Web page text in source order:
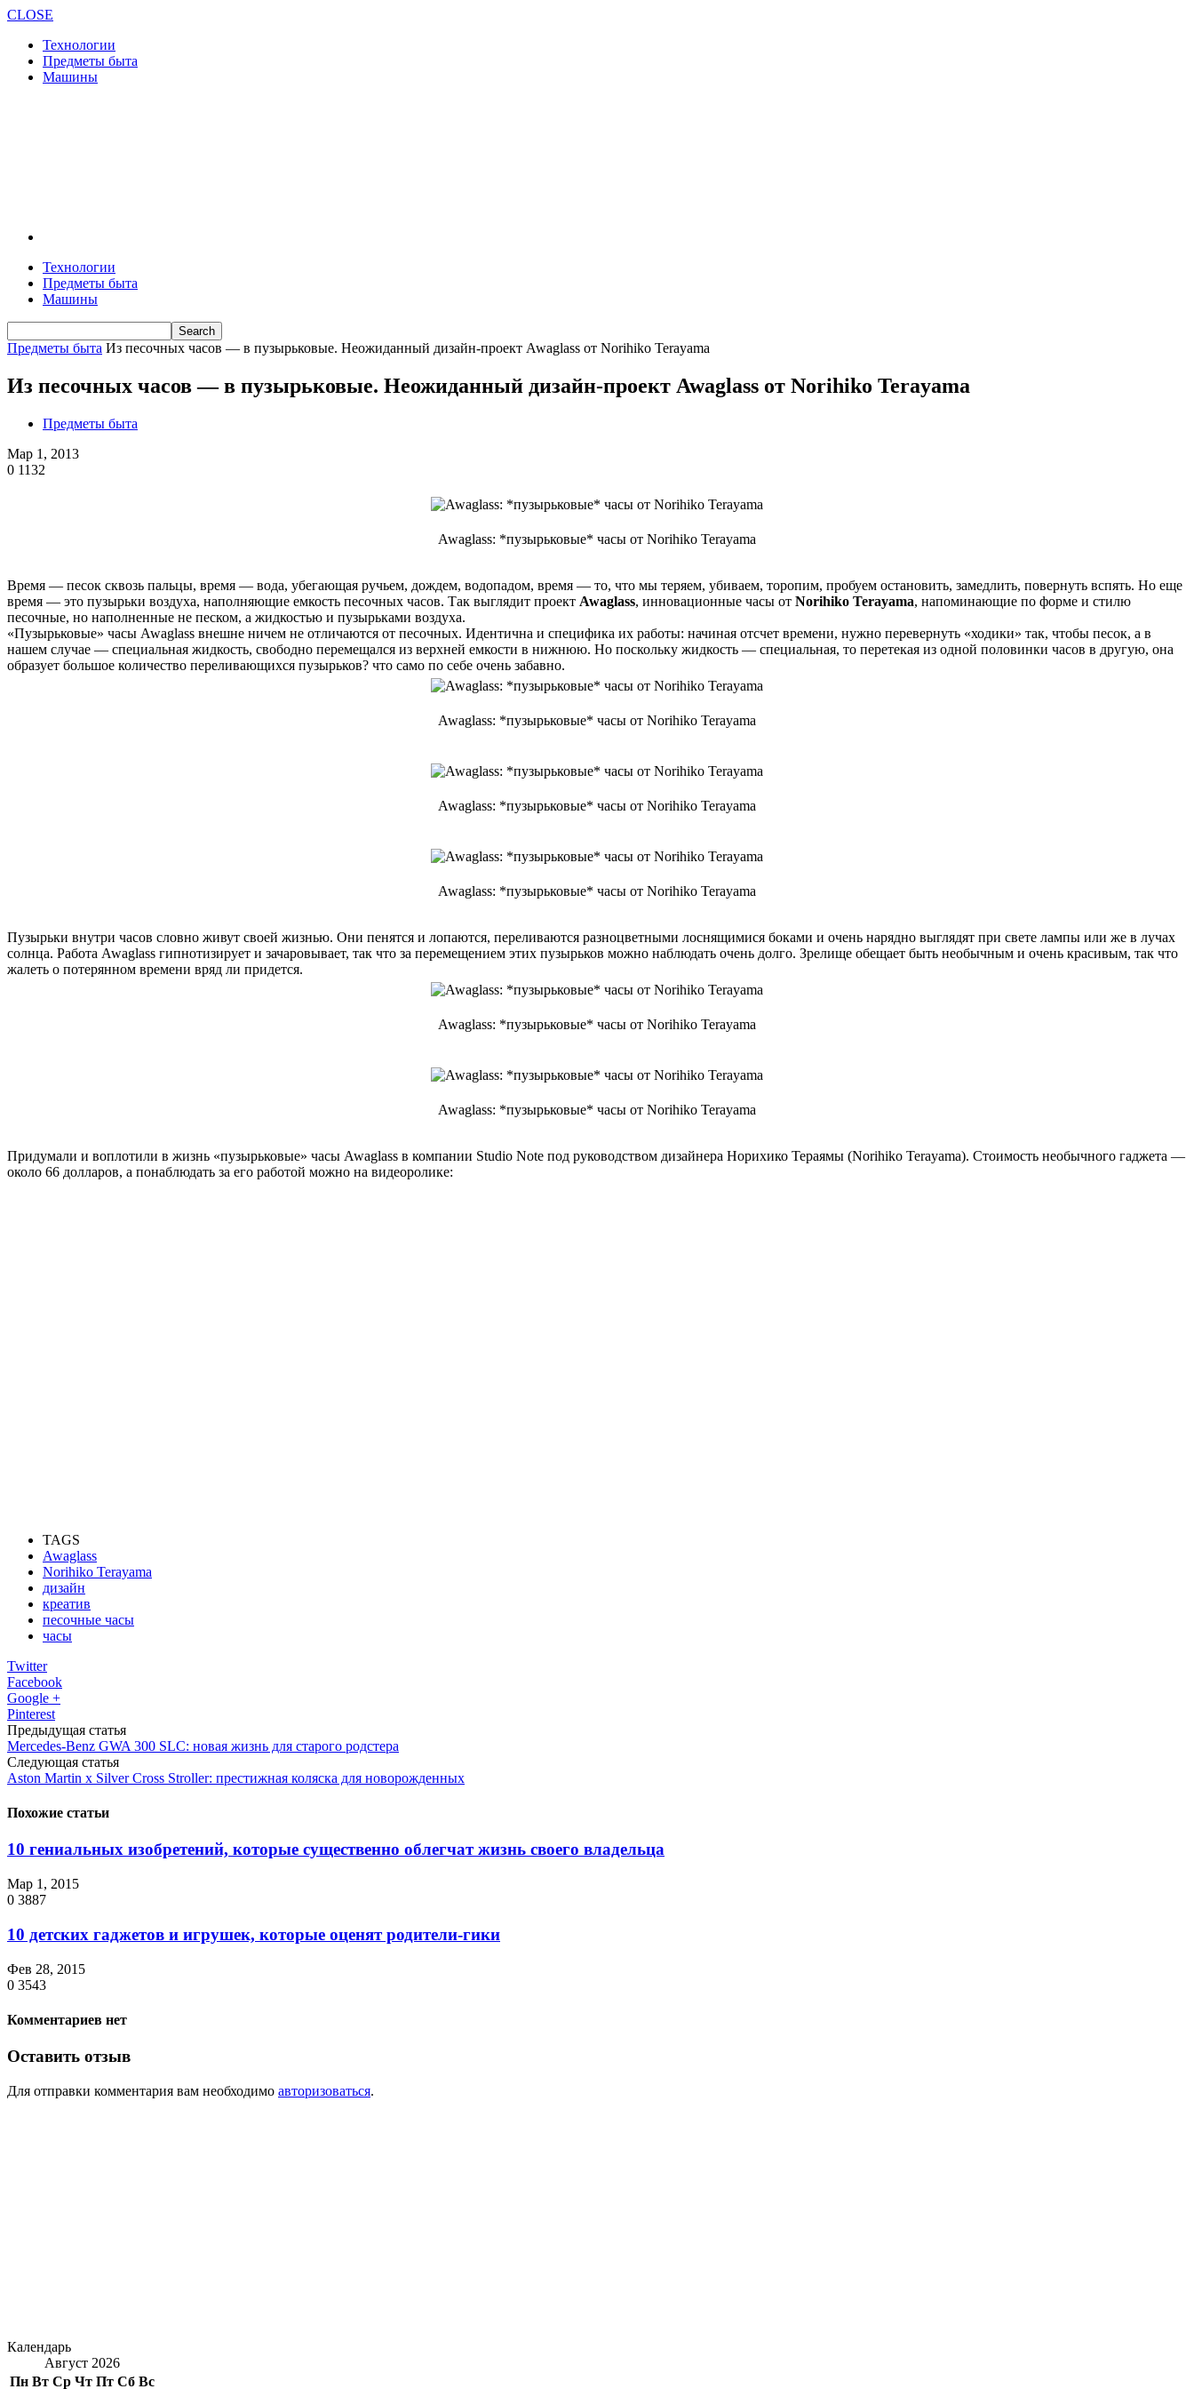
CLOSE
Технологии
Предметы быта
Машины
Технологии
Предметы быта
Машины
Предметы быта Из песочных часов — в пузырьковые. Неожиданный дизайн-проект Awaglass от Norihiko Terayama
Из песочных часов — в пузырьковые. Неожиданный дизайн-проект Awaglass от Norihiko Terayama
Предметы быта
Мар 1, 2013
0 1132
Awaglass: *пузырьковые* часы от Norihiko Terayama
Время — песок сквозь пальцы, время — вода, убегающая ручьем, дождем, водопадом, время — то, что мы теряем, убиваем, торопим, пробуем остановить, замедлить, повернуть вспять. Но еще
время — это пузырьки воздуха, наполняющие емкость песочных часов. Так выглядит проект Awaglass, инновационные часы от Norihiko Terayama, напоминающие по форме и стилю
песочные, но наполненные не песком, а жидкостью и пузырьками воздуха.
«Пузырьковые» часы Awaglass внешне ничем не отличаются от песочных. Идентична и специфика их работы: начиная отсчет времени, нужно перевернуть «ходики» так, чтобы песок, а в
нашем случае — специальная жидкость, свободно перемещался из верхней емкости в нижнюю. Но поскольку жидкость — специальная, то перетекая из одной половинки часов в другую, она
образует большое количество переливающихся пузырьков? что само по себе очень забавно.
Awaglass: *пузырьковые* часы от Norihiko Terayama
Awaglass: *пузырьковые* часы от Norihiko Terayama
Awaglass: *пузырьковые* часы от Norihiko Terayama
Пузырьки внутри часов словно живут своей жизнью. Они пенятся и лопаются, переливаются разноцветными лоснящимися боками и очень нарядно выглядят при свете лампы или же в лучах
солнца. Работа Awaglass гипнотизирует и зачаровывает, так что за перемещением этих пузырьков можно наблюдать очень долго. Зрелище обещает быть необычным и очень красивым, так что
жалеть о потерянном времени вряд ли придется.
Awaglass: *пузырьковые* часы от Norihiko Terayama
Awaglass: *пузырьковые* часы от Norihiko Terayama
Придумали и воплотили в жизнь «пузырьковые» часы Awaglass в компании Studio Note под руководством дизайнера Норихико Тераямы (Norihiko Terayama). Стоимость необычного гаджета —
около 66 долларов, а понаблюдать за его работой можно на видеоролике:
TAGS
Awaglass
Norihiko Terayama
дизайн
креатив
песочные часы
часы
Twitter
Facebook
Google +
Pinterest
Предыдущая статья
Mercedes-Benz GWA 300 SLC: новая жизнь для старого родстера
Следующая статья
Aston Martin x Silver Cross Stroller: престижная коляска для новорожденных
Похожие статьи
10 гениальных изобретений, которые существенно облегчат жизнь своего владельца
Мар 1, 2015
0 3887
10 детских гаджетов и игрушек, которые оценят родители-гики
Фев 28, 2015
0 3543
Комментариев нет
Оставить отзыв
Для отправки комментария вам необходимо авторизоваться.
Календарь
Август 2026
Пн Вт Ср Чт Пт Сб Вс